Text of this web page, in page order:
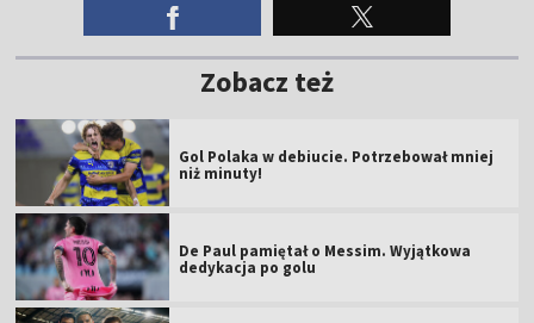
Zobacz też
Gol Polaka w debiucie. Potrzebował mniej
niż minuty!
De Paul pamiętał o Messim. Wyjątkowa
dedykacja po golu